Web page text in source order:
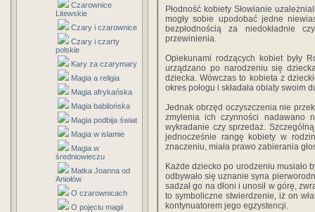
Czarownice
Litewskie
Czary i czarownice
Czary i czarty
polskie
Kary za czarymary
Magia a religia
Magia afrykańska
Magia babilońska
Magia podbija świat
Magia w islamie
Magia w
średniowieczu
Matka Joanna od
Aniołów
O czarownicach
O pojęciu magii
Płodność kobiety Słowianie
mogły sobie upodobać jedne
bezpłodnością za nie­dokładnie
przewinienia.
Opiekunami rodzących kobiet by­ły
urządzano po narodzeniu się
dziecka. Wówczas to kobieta z
okres połogu i skła­dała obiaty swoim
Jednak obrzęd oczyszczenia nie
zmylenia ich czynno­ści nadawano
wykradanie czy sprzedaż.
jednocześnie rangę kobiety w
znaczeniu, miała prawo zabierania
Każde dziecko po urodzeniu musiało
od­bywało się uznanie syna
sadzał go na dłoni i unosił w górę,
to symboliczne stwierdzenie, iż on
kontynuatorem jego egzy­stencji.